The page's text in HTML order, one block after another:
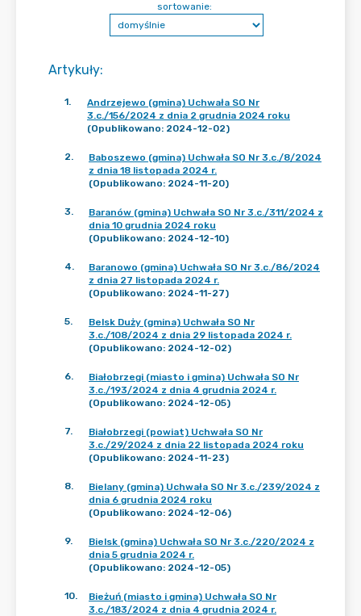
Artykuły:
sortowanie:
1.
Andrzejewo (gmina) Uchwała SO Nr
3.c./156/2024 z dnia 2 grudnia 2024 roku
(Opublikowano: 2024-12-02)
2.
Baboszewo (gmina) Uchwała SO Nr 3.c./8/2024
z dnia 18 listopada 2024 r.
(Opublikowano: 2024-11-20)
3.
Baranów (gmina) Uchwała SO Nr 3.c./311/2024 z
dnia 10 grudnia 2024 roku
(Opublikowano: 2024-12-10)
4.
Baranowo (gmina) Uchwała SO Nr 3.c./86/2024
z dnia 27 listopada 2024 r.
(Opublikowano: 2024-11-27)
5.
Belsk Duży (gmina) Uchwała SO Nr
3.c./108/2024 z dnia 29 listopada 2024 r.
(Opublikowano: 2024-12-02)
6.
Białobrzegi (miasto i gmina) Uchwała SO Nr
3.c./193/2024 z dnia 4 grudnia 2024 r.
(Opublikowano: 2024-12-05)
7.
Białobrzegi (powiat) Uchwała SO Nr
3.c./29/2024 z dnia 22 listopada 2024 roku
(Opublikowano: 2024-11-23)
8.
Bielany (gmina) Uchwała SO Nr 3.c./239/2024 z
dnia 6 grudnia 2024 roku
(Opublikowano: 2024-12-06)
9.
Bielsk (gmina) Uchwała SO Nr 3.c./220/2024 z
dnia 5 grudnia 2024 r.
(Opublikowano: 2024-12-05)
10.
Bieżuń (miasto i gmina) Uchwała SO Nr
3.c./183/2024 z dnia 4 grudnia 2024 r.